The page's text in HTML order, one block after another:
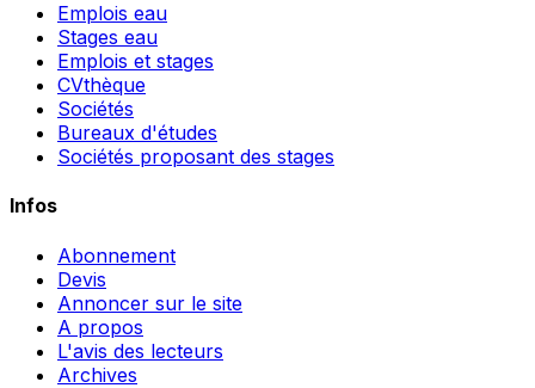
Emplois eau
Stages eau
Emplois et stages
CVthèque
Sociétés
Bureaux d'études
Sociétés proposant des stages
Infos
Abonnement
Devis
Annoncer sur le site
A propos
L'avis des lecteurs
Archives